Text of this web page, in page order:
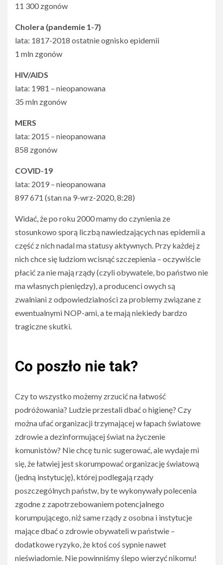
11 300 zgonów
Cholera (pandemie 1-7)
lata: 1817-2018 ostatnie ognisko epidemii
1 mln zgonów
HIV/AIDS
lata: 1981 – nieopanowana
35 mln zgonów
MERS
lata: 2015 – nieopanowana
858 zgonów
COVID-19
lata: 2019 – nieopanowana
897 671 (stan na 9-wrz-2020, 8:28)
Widać, że po roku 2000 mamy do czynienia ze
stosunkowo sporą liczbą nawiedzających nas epidemii a
część z nich nadal ma statusy aktywnych. Przy każdej z
nich chce się ludziom wcisnąć szczepienia – oczywiście
płacić za nie mają rządy (czyli obywatele, bo państwo nie
ma własnych pieniędzy), a producenci owych są
zwalniani z odpowiedzialności za problemy związane z
ewentualnymi NOP-ami, a te mają niekiedy bardzo
tragiczne skutki.
Co poszło nie tak?
Czy to wszystko możemy zrzucić na łatwość
podróżowania? Ludzie przestali dbać o higienę? Czy
można ufać organizacji trzymającej w łapach światowe
zdrowie a dezinformującej świat na życzenie
komunistów? Nie chcę tu nic sugerować, ale wydaje mi
się, że łatwiej jest skorumpować organizację światową
(jedną instytucję), której podlegają rządy
poszczególnych państw, by te wykonywały polecenia
zgodne z zapotrzebowaniem potencjalnego
korumpującego, niż same rządy z osobna i instytucje
mające dbać o zdrowie obywateli w państwie –
dodatkowe ryzyko, że ktoś coś sypnie nawet
nieświadomie. Nie powinniśmy ślepo wierzyć nikomu!